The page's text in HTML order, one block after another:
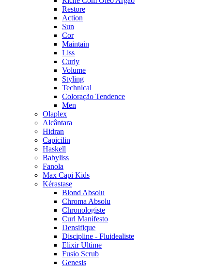
Restore
Action
Sun
Cor
Maintain
Liss
Curly
Volume
Styling
Technical
Coloração Tendence
Men
Olaplex
Alcântara
Hidran
Capicilin
Haskell
Babyliss
Fanola
Max Capi Kids
Kérastase
Blond Absolu
Chroma Absolu
Chronologiste
Curl Manifesto
Densifique
Discipline - Fluidealiste
Elixir Ultime
Fusio Scrub
Genesis